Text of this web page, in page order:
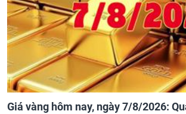
Giá vàng hôm nay, ngày 7/8/2026: